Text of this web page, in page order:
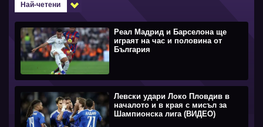
Най-четени
Реал Мадрид и Барселона ще
играят на час и половина от
България
Левски удари Локо Пловдив в
началото и в края с мисъл за
Шампионска лига (ВИДЕО)